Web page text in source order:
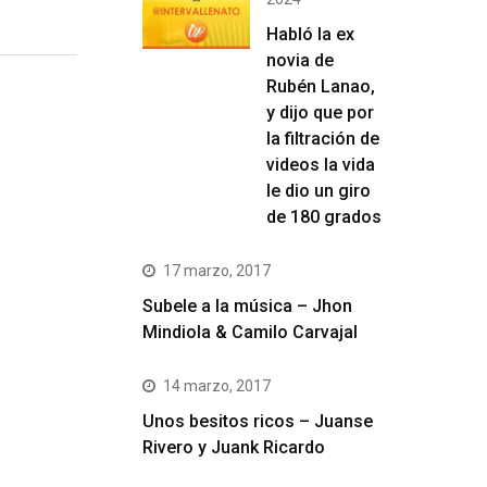
Habló la ex
novia de
Rubén Lanao,
y dijo que por
la filtración de
videos la vida
le dio un giro
de 180 grados
17 marzo, 2017
Subele a la música – Jhon
Mindiola & Camilo Carvajal
14 marzo, 2017
Unos besitos ricos – Juanse
Rivero y Juank Ricardo